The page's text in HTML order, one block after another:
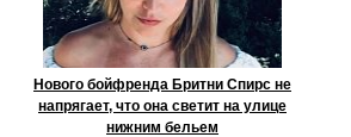
Нового бойфренда Бритни Спирс не
напрягает, что она светит на улице
нижним бельем